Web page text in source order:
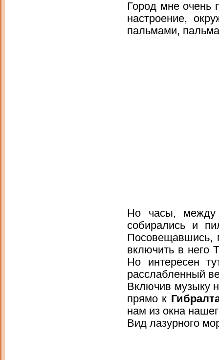
Город мне очень
настроение,
пальмами,
Но часы, между
собирались и
Посовещавшись,
включить в него
Но интересен
расслабленный
Включив музыку
прямо к
нам из окна
Вид лазурного